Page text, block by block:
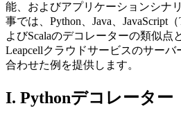
能、およびアプリケーションシナ
事では、Python、Java、JavaScript
よびScalaのデコレーターの類似点
Leapcellクラウドサービスのサー
合わせた例を提供します。
I. Pythonデコレーター